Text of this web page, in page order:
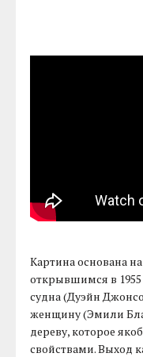
Картина основана
открывшимся в
судна (Дуэйн
женщину (Эмили
дереву, которое
свойствами. Выход